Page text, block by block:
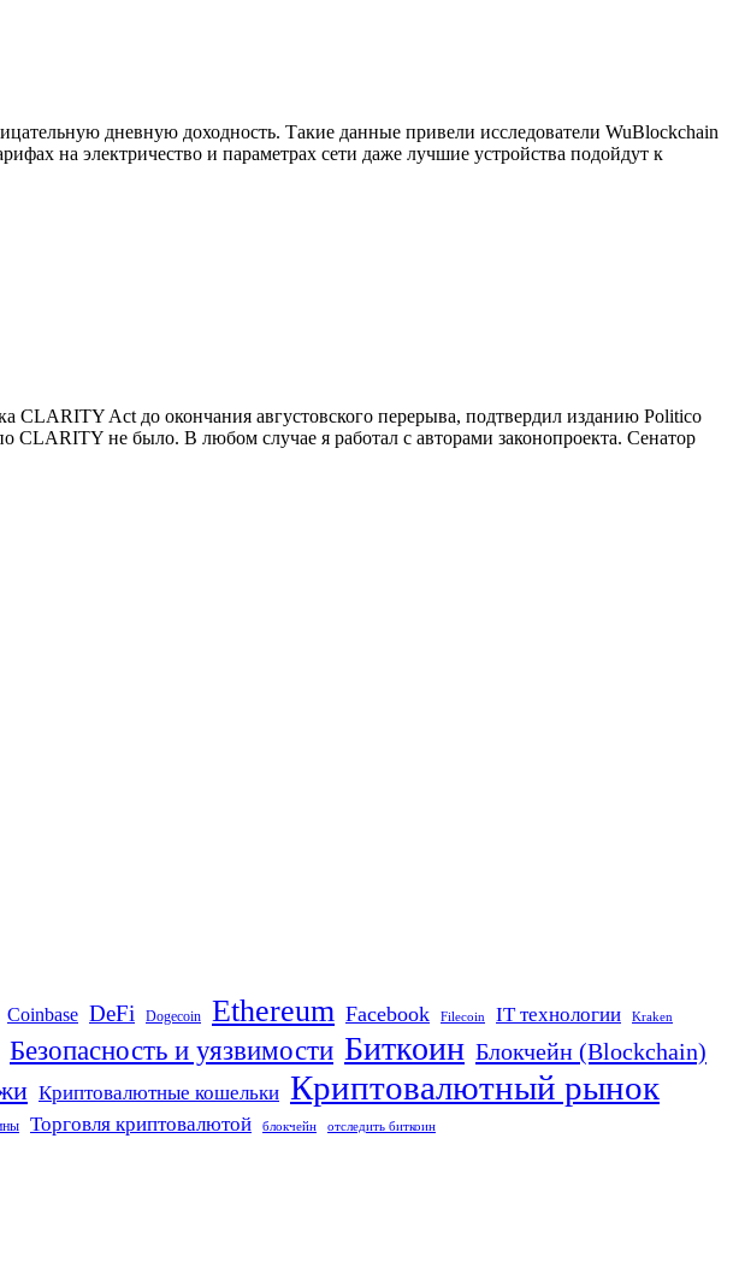
дневную доходность. Такие данные привели исследователи WuBlockchain
на электричество и параметрах сети даже лучшие устройства подойдут к
CLARITY Act до окончания августовского перерыва, подтвердил изданию Politico
не было. В любом случае я работал с авторами законопроекта. Сенатор
Coinbase DeFi Dogecoin Ethereum Facebook Filecoin IT технологии Kraken
Безопасность и уязвимости Биткоин Блокчейн (Blockchain)
Криптовалютные кошельки Криптовалютный рынок
Торговля криптовалютой блокчейн отследить биткоин